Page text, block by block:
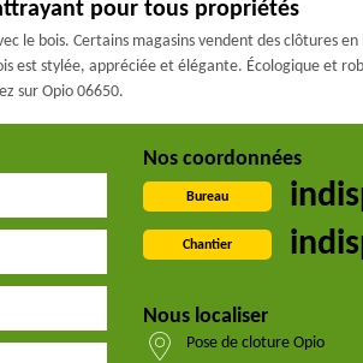
pour tous propriétés
le bois. Certains magasins vendent des clôtures
est stylée, appréciée et élégante. Écologique et
sur Opio 06650.
Nos coordonnées
Bureau
Chantier
Nous localiser
Pose de cloture Opio